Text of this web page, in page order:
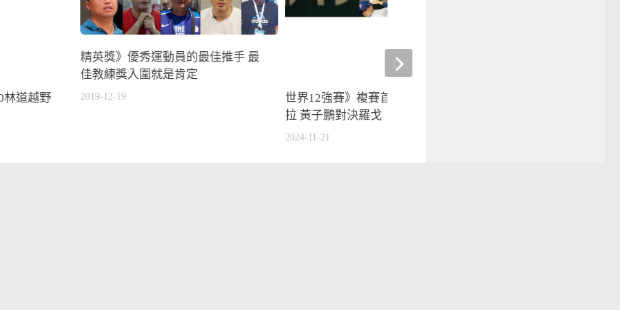
精英獎》優秀運動員的最佳推手 最
佳教練獎入圍就是肯定
2019-12-19
世界12強賽》複賽首戰對決委內瑞
拉 黃子鵬對決羅戈
2024-11-21
林道越野